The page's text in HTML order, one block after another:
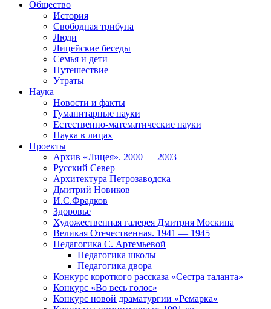
Общество
История
Свободная трибуна
Люди
Лицейские беседы
Семья и дети
Путешествие
Утраты
Наука
Новости и факты
Гуманитарные науки
Естественно-математические науки
Наука в лицах
Проекты
Архив «Лицея». 2000 — 2003
Русский Север
Архитектура Петрозаводска
Дмитрий Новиков
И.С.Фрадков
Здоровье
Художественная галерея Дмитрия Москина
Великая Отечественная. 1941 — 1945
Педагогика С. Артемьевой
Педагогика школы
Педагогика двора
Конкурс короткого рассказа «Сестра таланта»
Конкурс «Во весь голос»
Конкурс новой драматургии «Ремарка»